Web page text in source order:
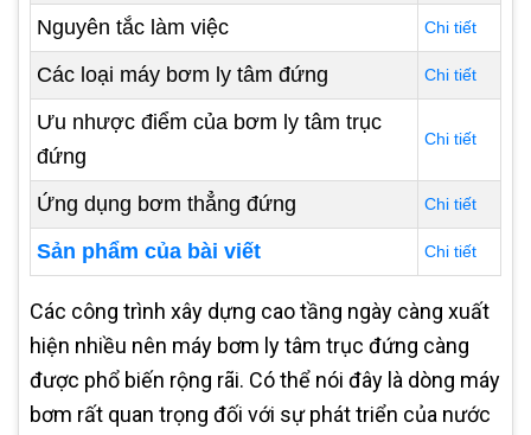
Nguyên tắc làm việc Chi tiết
Các loại máy bơm ly tâm đứng Chi tiết
Ưu nhược điểm của bơm ly tâm trục
đứng
Chi tiết
Ứng dụng bơm thẳng đứng Chi tiết
Sản phẩm của bài viết Chi tiết
Các công trình xây dựng cao tầng ngày càng xuất
hiện nhiều nên máy bơm ly tâm trục đứng càng
được phổ biến rộng rãi. Có thể nói đây là dòng máy
bơm rất quan trọng đối với sự phát triển của nước